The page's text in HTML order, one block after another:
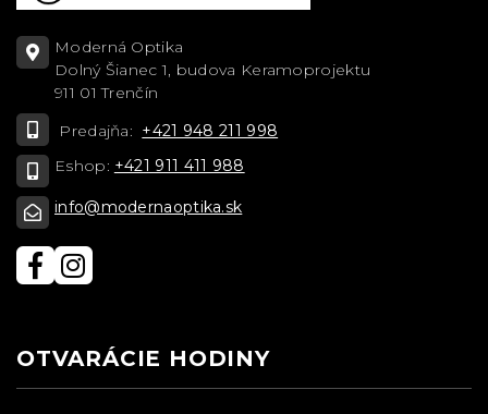
Moderná Optika
Dolný Šianec 1, budova Keramoprojektu
911 01 Trenčín
Predajňa: +421 948 211 998
Eshop: +421 911 411 988
info@modernaoptika.sk
OTVARÁCIE HODINY